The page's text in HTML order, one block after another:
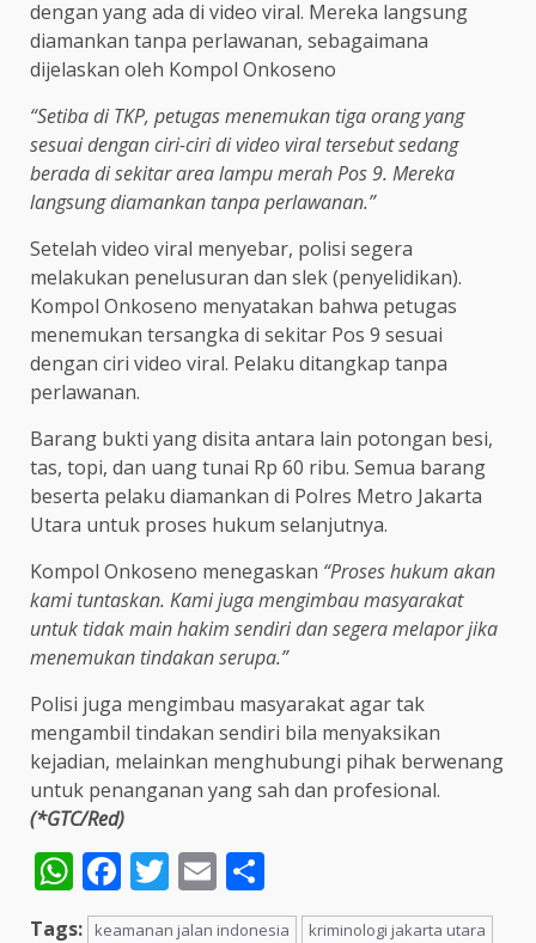
dengan yang ada di video viral. Mereka langsung
diamankan tanpa perlawanan, sebagaimana
dijelaskan oleh Kompol Onkoseno
“Setiba di TKP, petugas menemukan tiga orang yang
sesuai dengan ciri-ciri di video viral tersebut sedang
berada di sekitar area lampu merah Pos 9. Mereka
langsung diamankan tanpa perlawanan.”
Setelah video viral menyebar, polisi segera
melakukan penelusuran dan slek (penyelidikan).
Kompol Onkoseno menyatakan bahwa petugas
menemukan tersangka di sekitar Pos 9 sesuai
dengan ciri video viral. Pelaku ditangkap tanpa
perlawanan.
Barang bukti yang disita antara lain potongan besi,
tas, topi, dan uang tunai Rp 60 ribu. Semua barang
beserta pelaku diamankan di Polres Metro Jakarta
Utara untuk proses hukum selanjutnya.
Kompol Onkoseno menegaskan “Proses hukum akan
kami tuntaskan. Kami juga mengimbau masyarakat
untuk tidak main hakim sendiri dan segera melapor jika
menemukan tindakan serupa.”
Polisi juga mengimbau masyarakat agar tak
mengambil tindakan sendiri bila menyaksikan
kejadian, melainkan menghubungi pihak berwenang
untuk penanganan yang sah dan profesional.
(*GTC/Red)
WhatsApp
Facebook
Twitter
Email
Tags: keamanan jalan indonesia
kriminologi jakarta utara